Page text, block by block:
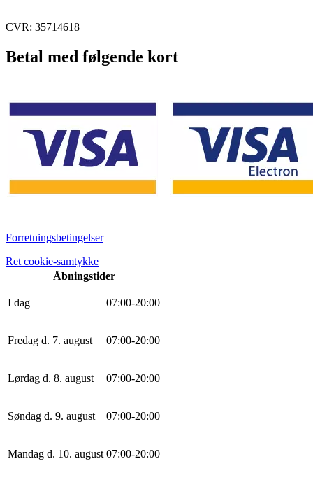
CVR: 35714618
Betal med følgende kort
Forretningsbetingelser
Ret cookie-samtykke
Åbningstider
I dag 07:00-20:00
Fredag d. 7. august 07:00-20:00
Lørdag d. 8. august 07:00-20:00
Søndag d. 9. august 07:00-20:00
Mandag d. 10. august 07:00-20:00